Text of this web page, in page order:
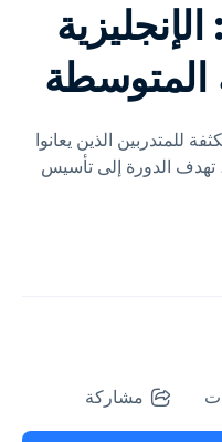
المتوسطة
للمتدربين الذين يعانوا
تهدف الدورة إلى تأسيس
مشاركة